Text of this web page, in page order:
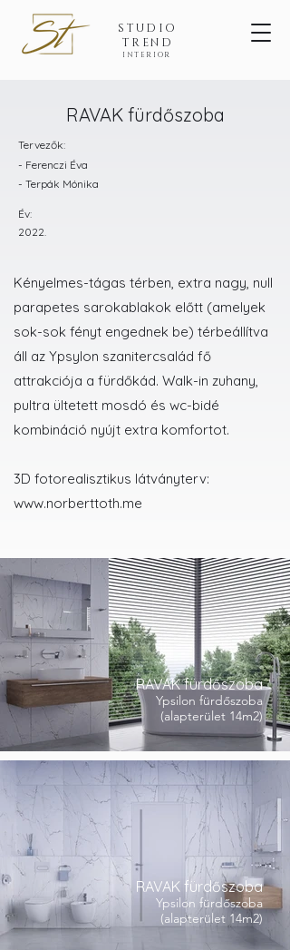
STUDIO
TREND
INTERIOR
RAVAK fürdőszoba
Tervezők:
- Ferenczi Éva
- Terpák Mónika
Év:
2022.
Kényelmes-tágas térben, extra nagy, null
parapetes sarokablakok előtt (amelyek
sok-sok fényt engednek be) térbeállítva
áll az Ypsylon szanitercsalád fő
attrakciója a fürdőkád. Walk-in zuhany,
pultra ültetett mosdó és wc-bidé
kombináció nyújt extra komfortot.
3D fotorealisztikus látványterv:
www.norberttoth.me
RAVAK fürdőszoba
Ypsilon fürdőszoba
(alapterület 14m2)
RAVAK fürdőszoba
Ypsilon fürdőszoba
(alapterület 14m2)